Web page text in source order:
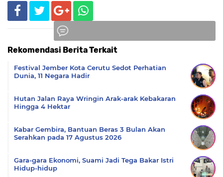
Rekomendasi Berita Terkait
Festival Jember Kota Cerutu Sedot Perhatian
Dunia, 11 Negara Hadir
Hutan Jalan Raya Wringin Arak-arak Kebakaran
Hingga 4 Hektar
Kabar Gembira, Bantuan Beras 3 Bulan Akan
Serahkan pada 17 Agustus 2026
Gara-gara Ekonomi, Suami Jadi Tega Bakar Istri
Hidup-hidup